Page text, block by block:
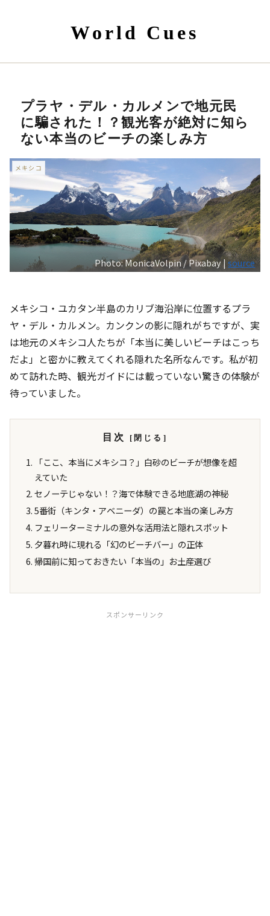
World Cues
プラヤ・デル・カルメンで地元民
に騙された！？観光客が絶対に知ら
ない本当のビーチの楽しみ方
メキシコ
Photo: MonicaVolpin / Pixabay |source
メキシコ・ユカタン半島のカリブ海沿岸に位置するプラ
ヤ・デル・カルメン。カンクンの影に隠れがちですが、実
は地元のメキシコ人たちが「本当に美しいビーチはこっち
だよ」と密かに教えてくれる隠れた名所なんです。私が初
めて訪れた時、観光ガイドには載っていない驚きの体験が
待っていました。
目次
「ここ、本当にメキシコ？」白砂のビーチが想像を超
えていた
セノーテじゃない！？海で体験できる地底湖の神秘
5番街（キンタ・アベニーダ）の罠と本当の楽しみ方
フェリーターミナルの意外な活用法と隠れスポット
夕暮れ時に現れる「幻のビーチバー」の正体
帰国前に知っておきたい「本当の」お土産選び
スポンサーリンク